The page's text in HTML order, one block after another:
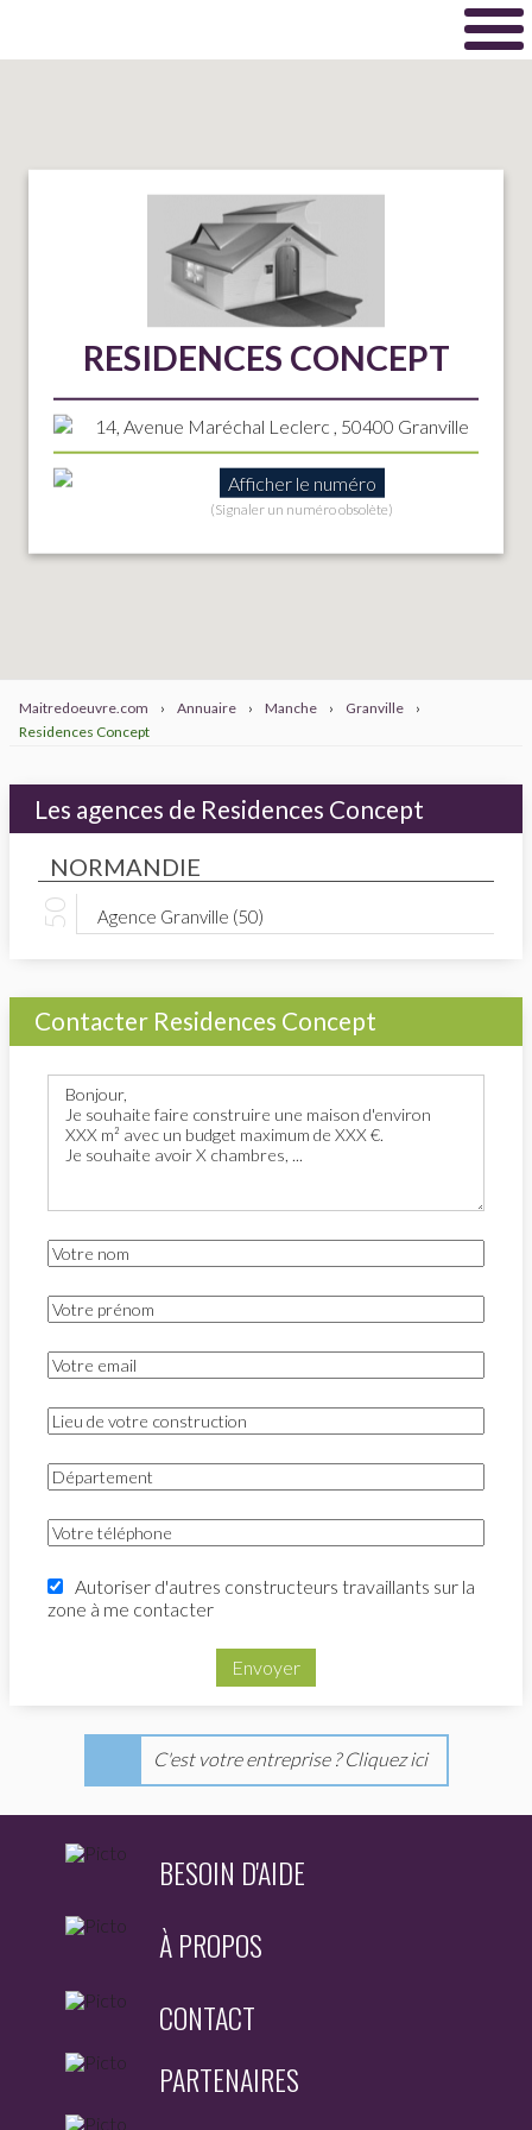
RESIDENCES CONCEPT
14, Avenue Maréchal Leclerc , 50400 Granville
Afficher le numéro
(Signaler un numéro obsolète)
Maitredoeuvre.com › Annuaire › Manche › Granville
›
Residences Concept
Les agences de Residences Concept
NORMANDIE
Agence Granville (50)
Contacter Residences Concept
Autoriser d'autres constructeurs travaillants sur la
zone à me contacter
Envoyer
C'est votre entreprise ? Cliquez ici
BESOIN D'AIDE
À PROPOS
CONTACT
PARTENAIRES